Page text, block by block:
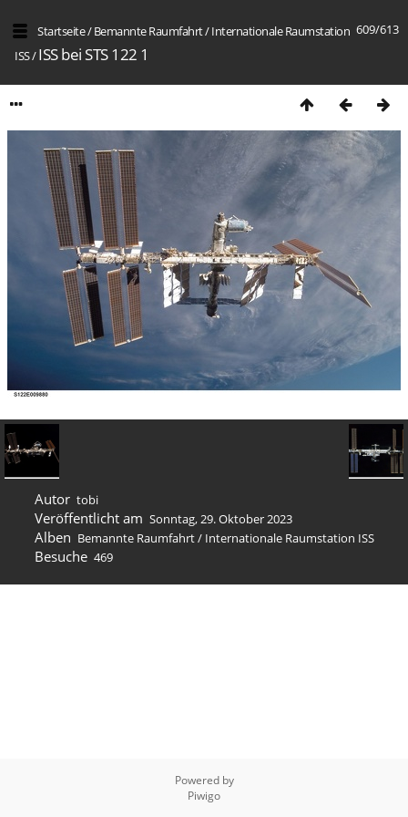
609/613
Startseite/Bemannte Raumfahrt/Internation­ale Raumstation
ISS/ISS bei STS 122 1
Autor tobi
Veröffentlicht am Sonntag, 29. Oktober 2023
Alben Bemannte Raumfahrt/ Internation­ale Raumstation ISS
Besuche 469
Powered by
Piwigo